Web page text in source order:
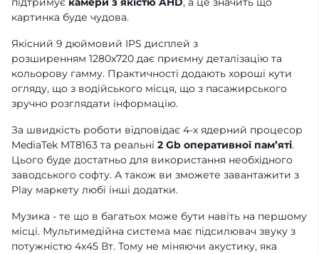
картинка буде чудова.
Якісний 9 дюймовий IPS дисплей з
розширенням 1280x720 дає приємну деталізацію та
кольорову гамму. Практичності додають хороші кути
огляду, що з водійського місця, що з пасажирського
зручно розглядати інформацію.
За швидкість роботи відповідає 4-х ядерний процесор
MediaTek MT8163 та реальні 2 Gb оперативної памʼяті.
Цього буде достатньо для використання необхідного
заводського софту. А також ви зможете завантажити з
Play маркету любі інші додатки.
Музика - те що в багатьох може бути навіть на першому
місці. Мультимедійна система має підсилювач звуку з
потужністю 4х45 Вт. Тому не міняючи акустику, яка